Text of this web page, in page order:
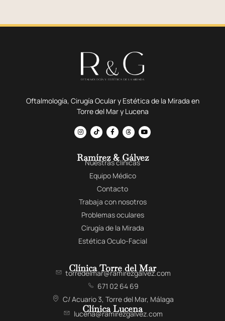
Oftalmología, Cirugía Ocular y Estética de la Mirada en
Torre del Mar y Lucena
Ramírez & Gálvez
Nuestras clínicas
Equipo Médico
Contacto
Trabaja con nosotros
Problemas oculares
Cirugía de la Mirada
Estética Oculo-Facial
Clínica Torre del Mar
torredelmar@ramirezgalvez.com
671 02 64 69
C/ Acuario 3, Torre del Mar, Málaga
Clínica Lucena
lucena@ramirezgalvez.com